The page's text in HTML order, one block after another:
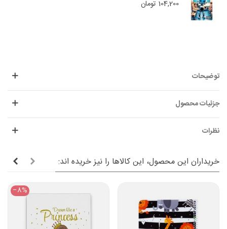
104,200 تومان
توضیحات
جزئیات محصول
نظرات
خریداران این محصول، این کالاها را نیز خریده اند:
‎−8%